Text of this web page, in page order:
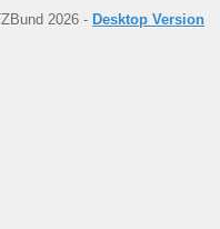
2026 - Desktop Version